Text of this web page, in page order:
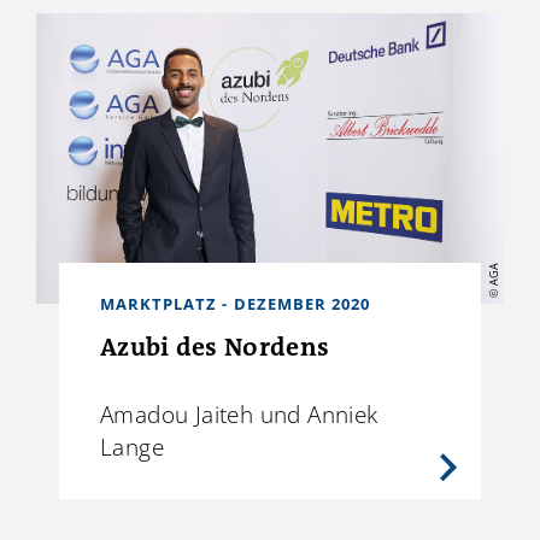
© AGA
MARKTPLATZ - DEZEMBER 2020
Azubi des Nordens
Amadou Jaiteh und Anniek
Lange